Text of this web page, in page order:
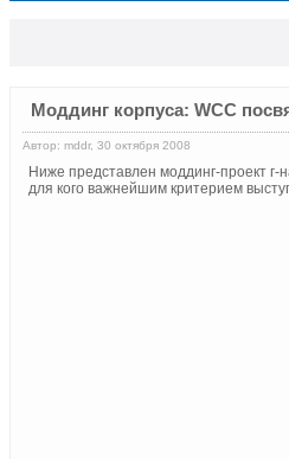
Моддинг корпуса: WCC
Автор: mddr, 30 октября 2008
Ниже представлен моддинг-проект
для кого важнейшим критерием